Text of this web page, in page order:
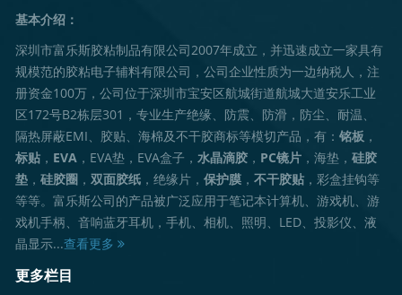
基本介绍：
深圳市富乐斯胶粘制品有限公司2007年成立，并迅速成立一家具有
规模范的胶粘电子辅料有限公司，公司企业性质为一边纳税人，注
册资金100万，公司位于深圳市宝安区航城街道航城大道安乐工业
区172号B2栋层301，专业生产绝缘、防震、防滑，防尘、耐温、
隔热屏蔽EMI、胶贴、海棉及不干胶商标等模切产品，有：铭板 ，
标贴 ， EVA ，EVA垫，EVA盒子，水晶滴胶 ， PC镜片 ，海垫，硅胶
垫 ，硅胶圈 ，双面胶纸 ，绝缘片，保护膜 ，不干胶贴 ，彩盒挂钩等
等等。富乐斯公司的产品被广泛应用于笔记本计算机、游戏机、游
戏机手柄、音响蓝牙耳机，手机、相机、照明、LED、投影仪、液
晶显示...查看更多
更多栏目